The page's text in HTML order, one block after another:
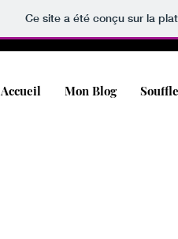
Ce site a été conçu sur la
Accueil Mon Blog